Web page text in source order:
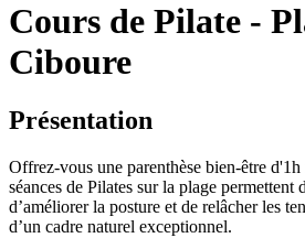
Cours de Pilate -
Ciboure
Présentation
Offrez-vous une parenthèse bien-être d'1h
séances de Pilates sur la plage permettent
d’améliorer la posture et de relâcher les
d’un cadre naturel exceptionnel.